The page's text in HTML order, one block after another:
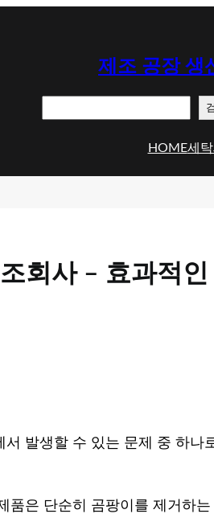
제조 공장 생
HOME세탁
회사 – 효과적인
서 발생할 수 있는 문제 중 하나
품은 단순히 곰팡이를 제거하